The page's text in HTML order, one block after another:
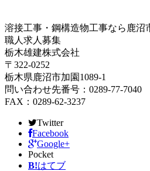
溶接工事・鋼構造物工事なら鹿沼
職人求人募集
栃木雄建株式会社
〒322-0252
栃木県鹿沼市加園1089-1
問い合わせ先番号：0289-77-7040
FAX：0289-62-3237
Twitter
Facebook
Google+
Pocket
B!はてブ